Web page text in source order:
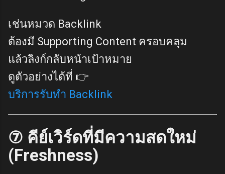
เช่นหมวด Backlink
ต้องมี Supporting Content ครอบคลุม
แล้วลิงก์กลับหน้าเป้าหมาย
ดูตัวอย่างได้ที่ 👉
บริการรับทำ Backlink
⑦ คีย์เวิร์ดที่มีความสดใหม่
(Freshness)